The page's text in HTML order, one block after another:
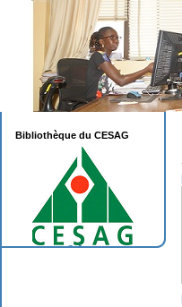
Bibliothèque du CESAG